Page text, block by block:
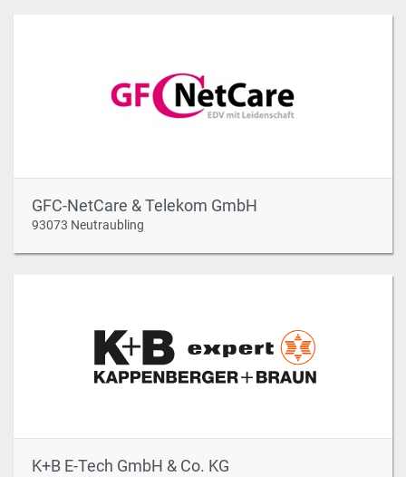
GFC-NetCare & Telekom GmbH
93073 Neutraubling
K+B E-Tech GmbH & Co. KG